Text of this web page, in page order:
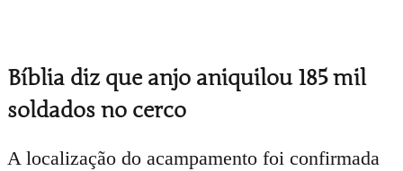
Bíblia diz que anjo aniquilou 185 mil
soldados no cerco
A localização do acampamento foi confirmada